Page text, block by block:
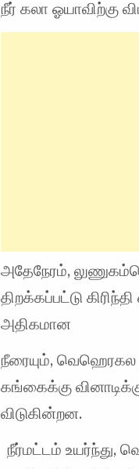
நீர் கலா ஓயாவிற்கு
அதேநேரம்,
திறக்கப்பட்டு
அதிகமான
நீரையும்,
கங்கைக்கு
விடுகின்றன.
நீர்மட்டம் உயர்ந்து,